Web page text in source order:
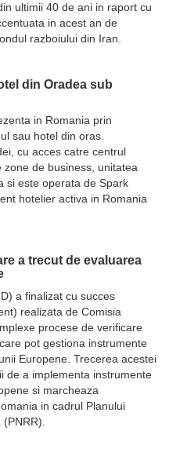
ultimii 40 de ani in raport cu
in acest an de
razboiului din Iran.
din Oradea sub
in Romania prin
sau hotel din oras.
cu acces catre centrul
zone de business, unitatea
si este operata de Spark
hotelier activa in Romania
a trecut de evaluarea
a finalizat cu succes
realizata de Comisia
procese de verificare
pot gestiona instrumente
Europene. Trecerea acestei
de a implementa instrumente
si marcheaza
in cadrul Planului